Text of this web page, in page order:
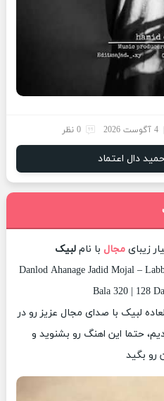
4 آگوست 2026 0 نظر
دال اعتماد
زیبایمجال با ناملبیک
Danlod Ahanage Jadid Mojal –
Bala 320 | 128
لبیک با صدای مجال عزیز رو در
حتما این اهنگ رو بشنوید و
رو بگید